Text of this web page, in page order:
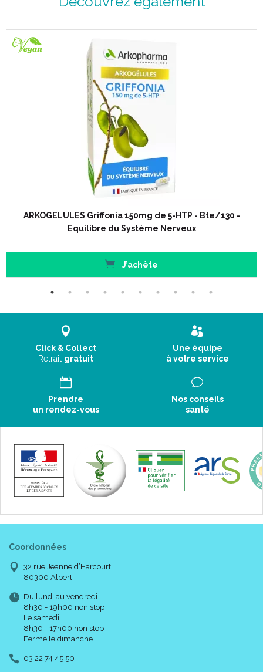
ARKOGELULES Griffonia 150mg de 5-HTP - Bte/130 -
Equilibre du Système Nerveux
J’achète
Click & Collect
Retrait gratuit
Une équipe
à votre service
Prendre
un rendez-vous
Nos conseils
santé
Coordonnées
32 rue Jeanne d’Harcourt
80300 Albert
Du lundi au vendredi
8h30 - 19h00 non stop
Le samedi
8h30 - 17h00 non stop
Fermé le dimanche
03 22 74 45 50